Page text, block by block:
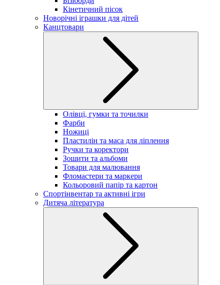
Кінетичний пісок
Новорічні іграшки для дітей
Канцтовари
Олівці, гумки та точилки
Фарби
Ножиці
Пластилін та маса для ліплення
Ручки та коректори
Зошити та альбоми
Товари для малювання
Фломастери та маркери
Кольоровий папір та картон
Спортінвентар та активні ігри
Дитяча література